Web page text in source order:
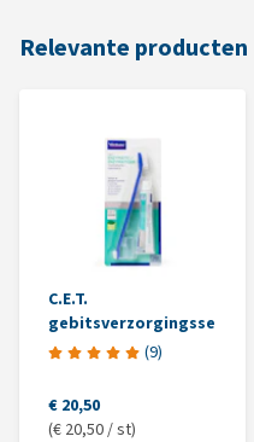
Relevante producten
C.E.T.
gebitsverzorgingsset
(9)
€ 20,50
(€ 20,50 / st)